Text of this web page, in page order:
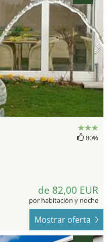
80%
de 82,00 EUR
por habitación y noche
Mostrar oferta